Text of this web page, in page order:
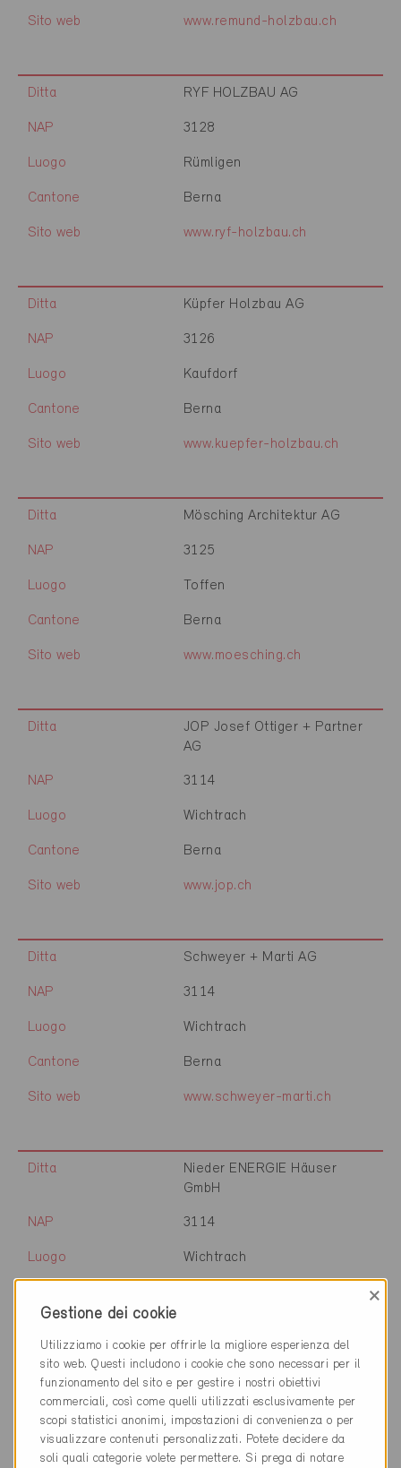
Sito web www.remund-holzbau.ch
Ditta RYF HOLZBAU AG
NAP 3128
Luogo Rümligen
Cantone Berna
Sito web www.ryf-holzbau.ch
Ditta Küpfer Holzbau AG
NAP 3126
Luogo Kaufdorf
Cantone Berna
Sito web www.kuepfer-holzbau.ch
Ditta Mösching Architektur AG
NAP 3125
Luogo Toffen
Cantone Berna
Sito web www.moesching.ch
Ditta
JOP Josef Ottiger + Partner
AG
NAP 3114
Luogo Wichtrach
Cantone Berna
Sito web www.jop.ch
Ditta Schweyer + Marti AG
NAP 3114
Luogo Wichtrach
Cantone Berna
Sito web www.schweyer-marti.ch
Ditta
Nieder ENERGIE Häuser
GmbH
NAP 3114
Luogo Wichtrach
Ditta
Meier Tobler
Lüftungshygiene AG
NAP 3114
Gestione dei cookie
×
Utilizziamo i cookie per offrirle la migliore esperienza del
sito web. Questi includono i cookie che sono necessari per il
funzionamento del sito e per gestire i nostri obiettivi
commerciali, così come quelli utilizzati esclusivamente per
scopi statistici anonimi, impostazioni di convenienza o per
visualizzare contenuti personalizzati. Potete decidere da
soli quali categorie volete permettere. Si prega di notare